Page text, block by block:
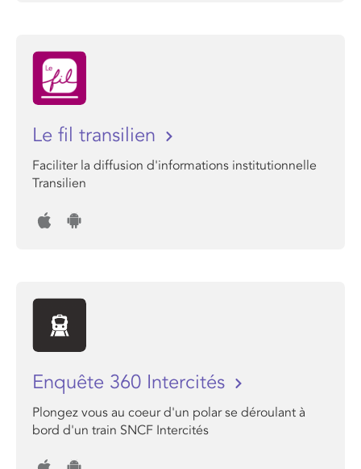
Le fil transilien
Faciliter la diffusion d'informations institutionnelle
Transilien
Enquête 360 Intercités
Plongez vous au coeur d'un polar se déroulant à
bord d'un train SNCF Intercités